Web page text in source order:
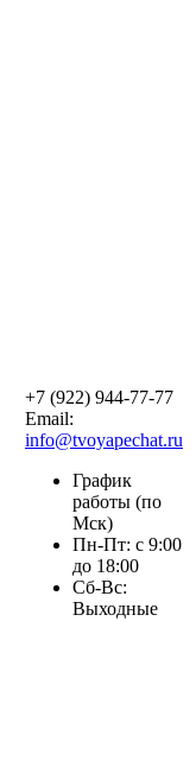
+7 (922) 944-77-77
Email:
info@tvoyapechat.ru
График
работы (по
Мск)
Пн-Пт: с 9:00
до 18:00
Сб-Вс:
Выходные